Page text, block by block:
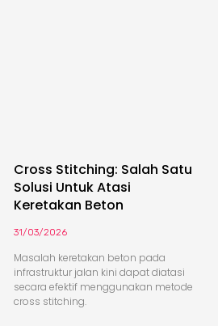
Cross Stitching: Salah Satu
Solusi Untuk Atasi
Keretakan Beton
31/03/2026
Masalah keretakan beton pada
infrastruktur jalan kini dapat diatasi
secara efektif menggunakan metode
cross stitching.